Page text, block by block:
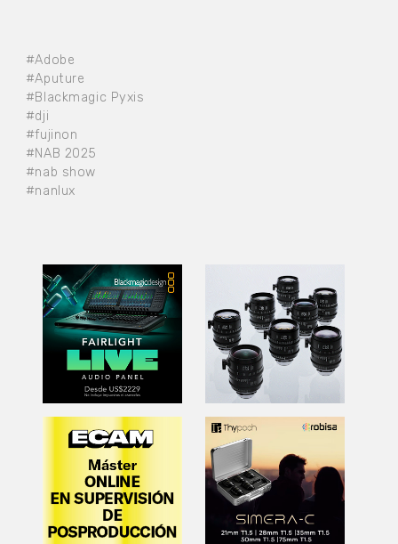
#Adobe
#Aputure
#Blackmagic Pyxis
#dji
#fujinon
#NAB 2025
#nab show
#nanlux